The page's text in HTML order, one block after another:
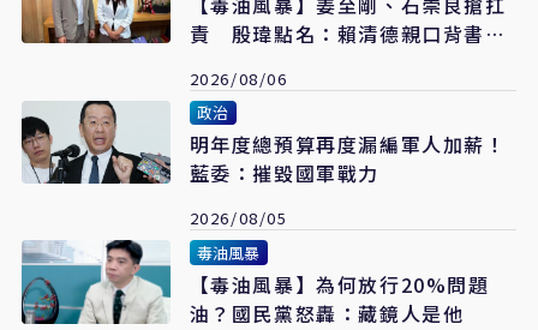
責 殷瑋點名：賴清德親口背書
2026/08/06
政治
明年度總預算再度漏編軍人加薪！
藍委：摧毀國軍戰力
2026/08/05
毒油風暴
【毒油風暴】為何放行20%問題
油？國民黨怒轟：藏鏡人是他